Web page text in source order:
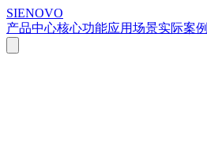
SIENOVO
产品中心核心功能应用场景实际案例